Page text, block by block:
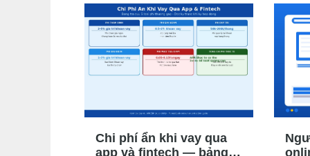
giải thích cơ chế, khi nào nên cân
nhắc, chi phí thực tế ảnh hưởng
đến APR/EIR như thế nào, và
quyền của bạn khi không muốn
mua.
giải
đến
mua.
Chi phí ẩn khi vay qua
app và fintech — bảng